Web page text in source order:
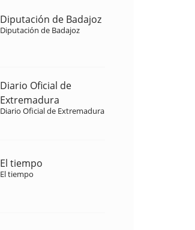
Diputación de Badajoz
Diputación de Badajoz
Diario Oficial de
Extremadura
Diario Oficial de Extremadura
El tiempo
El tiempo